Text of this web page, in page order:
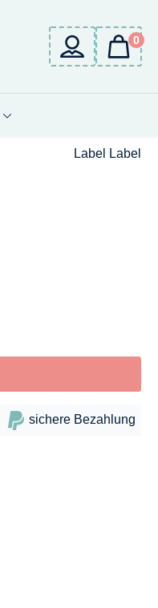
0
Label Label
sichere Bezahlung